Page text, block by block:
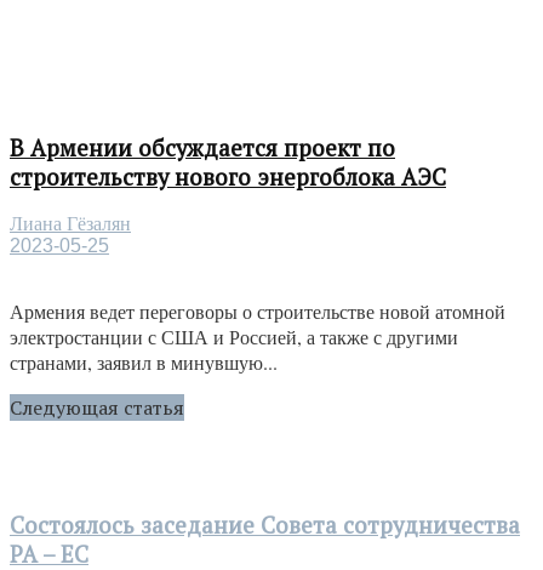
В Армении обсуждается проект по
строительству нового энергоблока АЭС
Лиана Гёзалян
2023-05-25
Армения ведет переговоры о строительстве новой атомной
электростанции с США и Россией, а также с другими
странами, заявил в минувшую...
Следующая статья
Состоялось заседание Совета сотрудничества
РА – ЕС